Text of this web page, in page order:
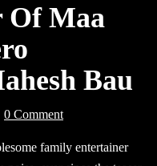
Of Maa
Bau
0 Comment
family entertainer